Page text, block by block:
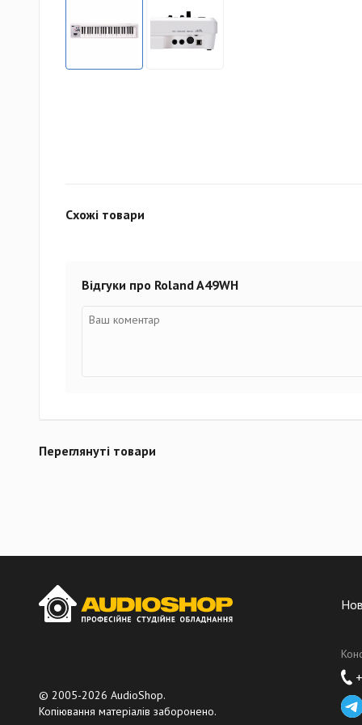
Схожі товари
Відгуки про Roland A49WH
Переглянуті товари
© 2005-2026 AudioShop.
Копіювання матеріалів заборонено.